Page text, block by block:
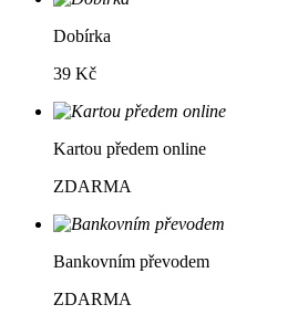
Dobírka
39 Kč
Kartou předem online
ZDARMA
Bankovním převodem
ZDARMA